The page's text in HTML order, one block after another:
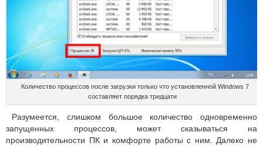
Количество процессов после загрузки только что установленной Windows 7
составляет порядка тридцати
Разумеется, слишком большое количество одновременно
запущенных процессов, может сказываться на
производительности ПК и комфорте работы с ним. Далеко не